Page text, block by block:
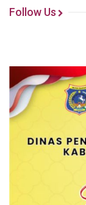
Follow Us